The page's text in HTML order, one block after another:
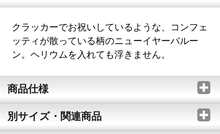
クラッカーでお祝いしているような、コンフェ
ッティが散っている柄のニューイヤーバルー
ン。ヘリウムを入れても浮きません。
商品仕様
別サイズ・関連商品